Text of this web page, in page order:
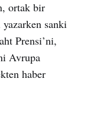
ortak bir
sanki
Prensi’ni,
Avrupa
haber